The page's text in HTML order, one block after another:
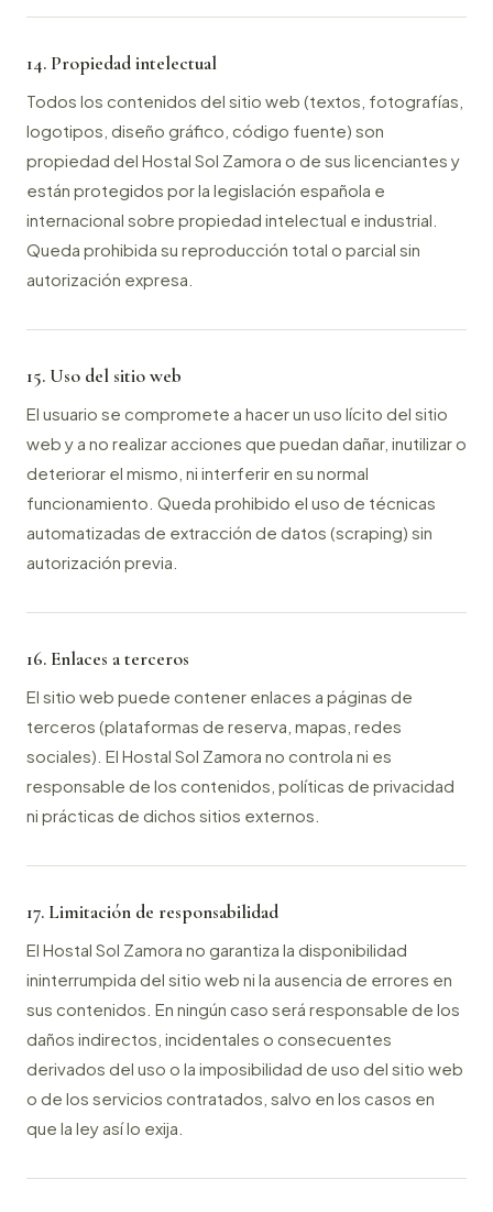
14. Propiedad intelectual
Todos los contenidos del sitio web (textos, fotografías,
logotipos, diseño gráfico, código fuente) son
propiedad del Hostal Sol Zamora o de sus licenciantes y
están protegidos por la legislación española e
internacional sobre propiedad intelectual e industrial.
Queda prohibida su reproducción total o parcial sin
autorización expresa.
15. Uso del sitio web
El usuario se compromete a hacer un uso lícito del sitio
web y a no realizar acciones que puedan dañar, inutilizar o
deteriorar el mismo, ni interferir en su normal
funcionamiento. Queda prohibido el uso de técnicas
automatizadas de extracción de datos (scraping) sin
autorización previa.
16. Enlaces a terceros
El sitio web puede contener enlaces a páginas de
terceros (plataformas de reserva, mapas, redes
sociales). El Hostal Sol Zamora no controla ni es
responsable de los contenidos, políticas de privacidad
ni prácticas de dichos sitios externos.
17. Limitación de responsabilidad
El Hostal Sol Zamora no garantiza la disponibilidad
ininterrumpida del sitio web ni la ausencia de errores en
sus contenidos. En ningún caso será responsable de los
daños indirectos, incidentales o consecuentes
derivados del uso o la imposibilidad de uso del sitio web
o de los servicios contratados, salvo en los casos en
que la ley así lo exija.